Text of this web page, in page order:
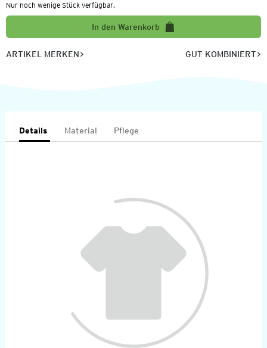
Nur noch wenige Stück verfügbar.
In den Warenkorb
ARTIKEL MERKEN GUT KOMBINIERT
Details Material Pflege